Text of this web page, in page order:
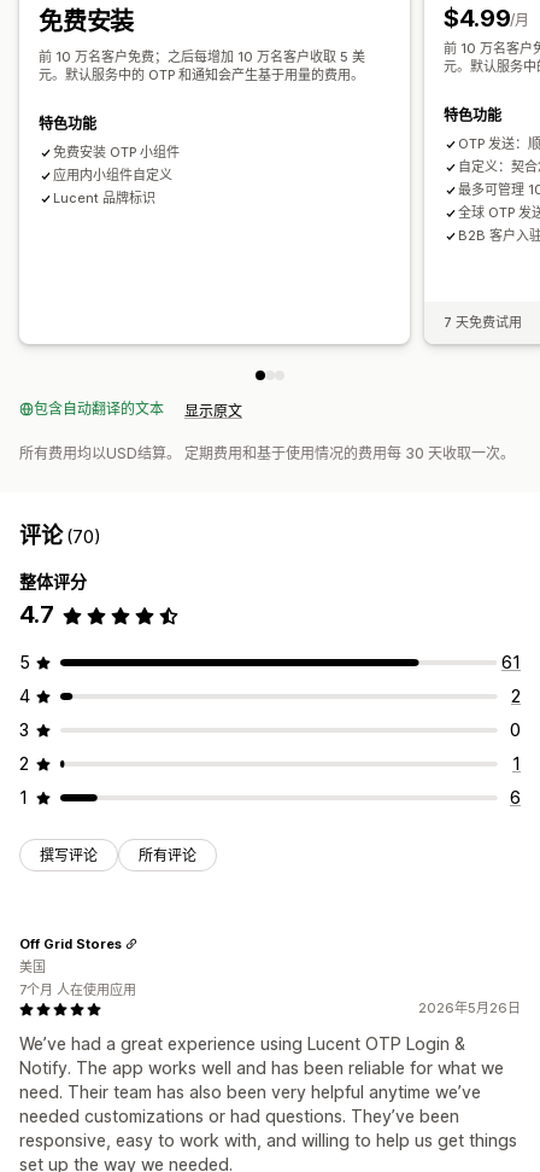
免费安装
前 10 万名客户免费；之后每增加 10 万名客户收取 5 美
元。默认服务中的 OTP 和通知会产生基于用量的费用。
特色功能
免费安装 OTP 小组件
应用内小组件自定义
Lucent 品牌标识
$4.99/月
前 10 万名客户
元。默认服务
特色功能
OTP 发送：
自定义：契
最多可管理
全球 OTP 发
B2B 客户入
7 天免费试用
包含自动翻译的文本 显示原文
所有费用均以USD结算。 定期费用和基于使用情况的费用每 30 天收取一次。
评论(70)
整体评分
4.7
5
61
4
2
3
0
2
1
1
6
撰写评论 所有评论
2026年5月26日
We’ve had a great experience using Lucent OTP Login &
Notify. The app works well and has been reliable for what we
need. Their team has also been very helpful anytime we’ve
needed customizations or had questions. They’ve been
responsive, easy to work with, and willing to help us get things
set up the way we needed.
Off Grid Stores
美国
7个月 人在使用应用